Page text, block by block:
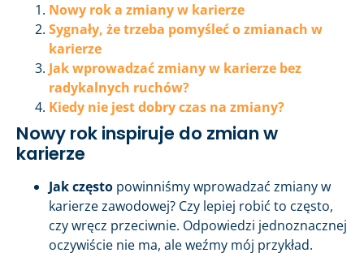
Nowy rok a zmiany w karierze
Sygnały, że trzeba pomyśleć o zmianach w
karierze
Jak wprowadzać zmiany w karierze bez
radykalnych ruchów?
Kiedy nie jest dobry czas na zmiany?
Nowy rok inspiruje do zmian w
karierze
Jak często powinniśmy wprowadzać zmiany w
karierze zawodowej? Czy lepiej robić to często,
czy wręcz przeciwnie. Odpowiedzi jednoznacznej
oczywiście nie ma, ale weźmy mój przykład.